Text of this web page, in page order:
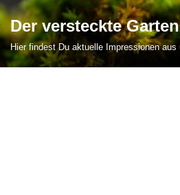
Zum
Inhalt
Der versteckte Garten
Hier findest Du aktuelle Impressionen aus